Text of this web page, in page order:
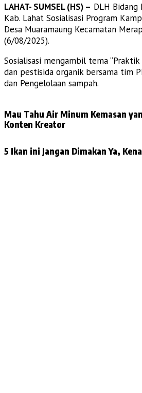
LAHAT- SUMSEL (HS) – DLH Bidang
Kab. Lahat Sosialisasi Program
Desa Muaramaung Kecamatan
(6/08/2025).
Sosialisasi mengambil tema
dan pestisida organik bersama tim
dan Pengelolaan sampah.
Mau Tahu Air Minum Kemasan
Konten Kreator
5 Ikan ini Jangan Dimakan Ya,